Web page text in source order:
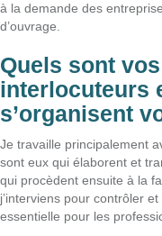
à la demande des
d’ouvrage.
Quels sont
interlocuteurs
s’organisent
Je travaille principalement
sont eux qui élaborent et
qui procèdent ensuite à la
j’interviens pour contrôler
essentielle pour les